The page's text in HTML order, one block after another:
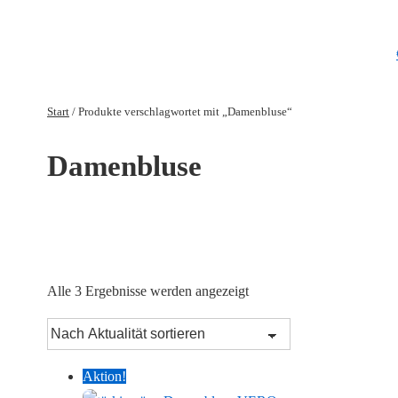
Start / Produkte verschlagwortet mit „Damenbluse“
Damenbluse
Alle 3 Ergebnisse werden angezeigtNach
Aktualität
sortiert
Aktion!